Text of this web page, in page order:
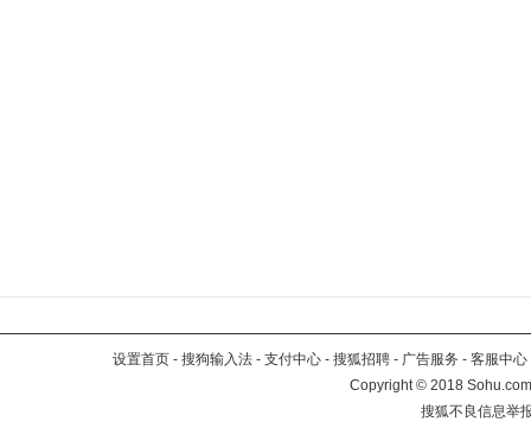
设置首页 - 搜狗输入法 - 支付中心 - 搜狐招聘 - 广告服务 - 客服中心
Copyright©2018
搜狐不良信息举